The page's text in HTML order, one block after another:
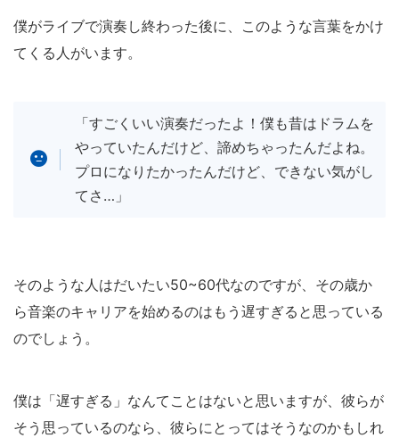
僕がライブで演奏し終わった後に、このような言葉をかけ
てくる人がいます。
「すごくいい演奏だったよ！僕も昔はドラムを
やっていたんだけど、諦めちゃったんだよね。
プロになりたかったんだけど、できない気がし
てさ…」
そのような人はだいたい50~60代なのですが、その歳か
ら音楽のキャリアを始めるのはもう遅すぎると思っている
のでしょう。
僕は「遅すぎる」なんてことはないと思いますが、彼らが
そう思っているのなら、彼らにとってはそうなのかもしれ